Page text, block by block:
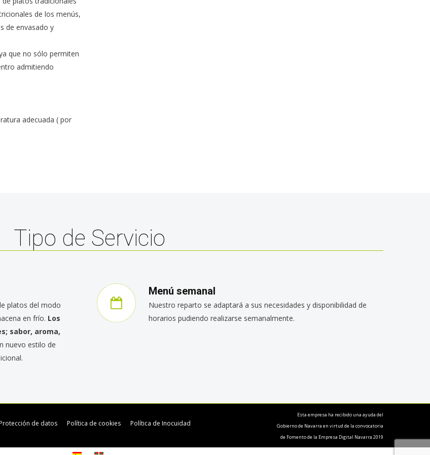
de los menús,
de envasado y
que no sólo permiten
admitiendo
adecuada ( por
Tipo de Servicio
platos del modo
en frío. Los
sabor, aroma,
nuevo estilo de
Menú semanal
Nuestro reparto se adaptará a sus necesidades y disponibilidad de
horarios pudiendo realizarse semanalmente.
de datos Política de cookies Política de Inocuidad
Esta empresa ha recibido una ayuda del
Gobierno de Navarra en virtud de la convocatoria
de Fomento de la Empresa Digital Navarra 2019